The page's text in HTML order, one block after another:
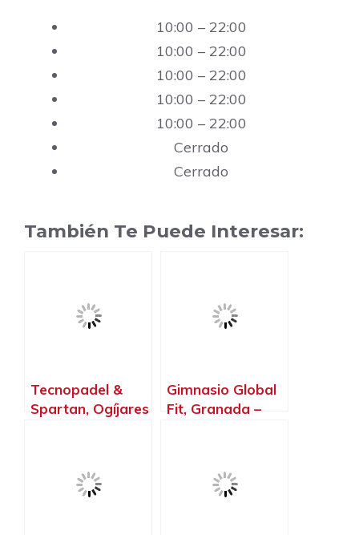
10:00 – 22:00
10:00 – 22:00
10:00 – 22:00
10:00 – 22:00
10:00 – 22:00
Cerrado
Cerrado
También Te Puede Interesar:
Tecnopadel &
Spartan, Ogíjares
Gimnasio Global
Fit, Granada –